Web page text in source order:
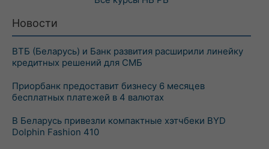
Новости
ВТБ (Беларусь) и Банк развития расширили линейку
кредитных решений для СМБ
Приорбанк предоставит бизнесу 6 месяцев
бесплатных платежей в 4 валютах
В Беларусь привезли компактные хэтчбеки BYD
Dolphin Fashion 410